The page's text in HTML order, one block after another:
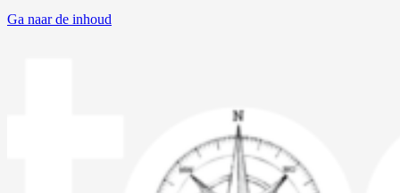
Ga naar de inhoud